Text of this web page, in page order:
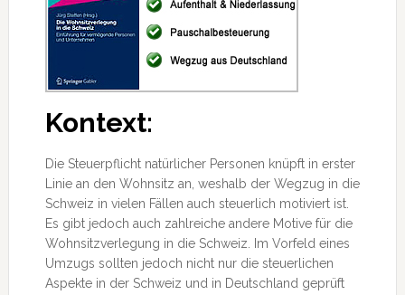
Kontext:
Die Steuerpflicht natürlicher Personen knüpft in erster
Linie an den Wohnsitz an, weshalb der Wegzug in die
Schweiz in vielen Fällen auch steuerlich motiviert ist.
Es gibt jedoch auch zahlreiche andere Motive für die
Wohnsitzverlegung in die Schweiz. Im Vorfeld eines
Umzugs sollten jedoch nicht nurdie steuerlichen
Aspekte in der Schweiz und in Deutschland geprüft